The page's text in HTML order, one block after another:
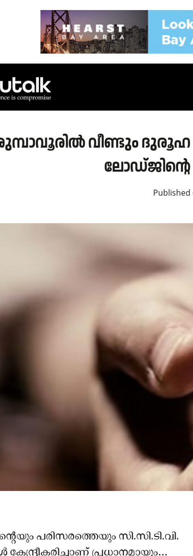
വീണ്ടും ദുരൂഹ
ലോഡ്ജിന്റെ
Published
പരിസരത്തെയും സി.സി.ടി.വി.
കേന്ദ്രീകരിച്ചാണ് പ്രധാനമായും